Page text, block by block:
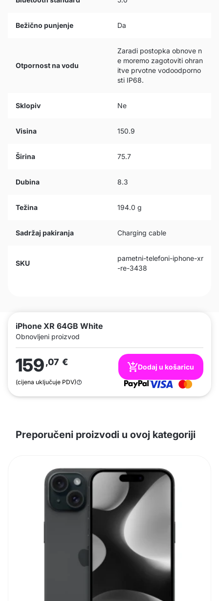
iPhone XR 64GB White
Obnovljeni proizvod
159,07 €
(cijena uključuje PDV)
Dodaj u košaricu
Bežično punjenje Da
Otpornost na vodu
Zaradi postopka obnove n
e moremo zagotoviti ohran
itve prvotne vodoodporno
sti IP68.
Sklopiv Ne
Visina 150.9
Širina 75.7
Dubina 8.3
Težina 194.0 g
Sadržaj pakiranja Charging cable
SKU
pametni-telefoni-iphone-xr
-re-3438
Preporučeni proizvodi u ovoj kategoriji